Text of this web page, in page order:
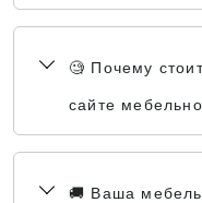
🧐 Почему
сайте
🚚 Ваша